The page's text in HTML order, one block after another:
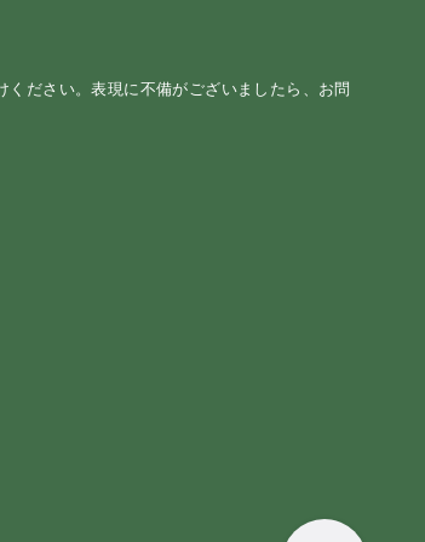
ださい。表現に不備がございましたら、お問